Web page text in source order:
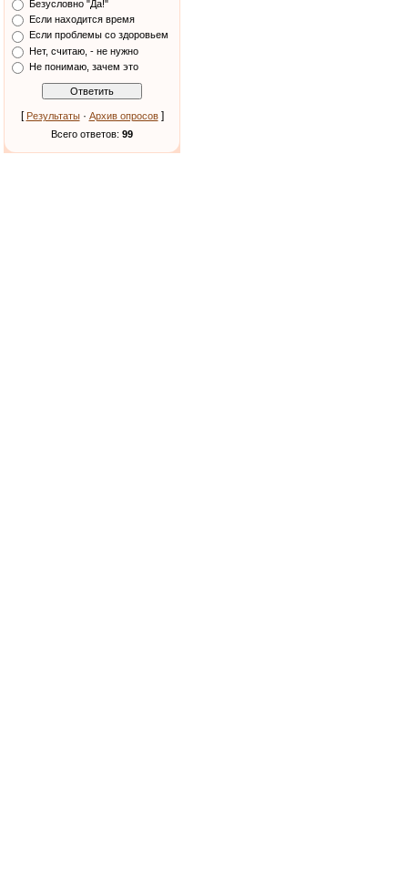
Безусловно "Да!"
Если находится время
Если проблемы со здоровьем
Нет, считаю, - не нужно
Не понимаю, зачем это
[ Результаты· Архив опросов]
Всего ответов: 99